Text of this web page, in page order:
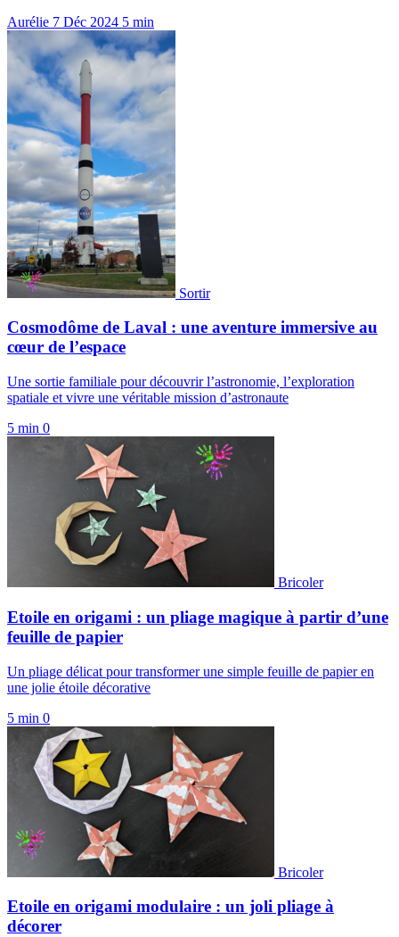
Aurélie 7 Déc 2024 5 min
Sortir
Cosmodôme de Laval : une aventure immersive au
cœur de l’espace
Une sortie familiale pour découvrir l’astronomie, l’exploration
spatiale et vivre une véritable mission d’astronaute
5 min 0
Bricoler
Etoile en origami : un pliage magique à partir d’une
feuille de papier
Un pliage délicat pour transformer une simple feuille de papier en
une jolie étoile décorative
5 min 0
Bricoler
Etoile en origami modulaire : un joli pliage à
décorer